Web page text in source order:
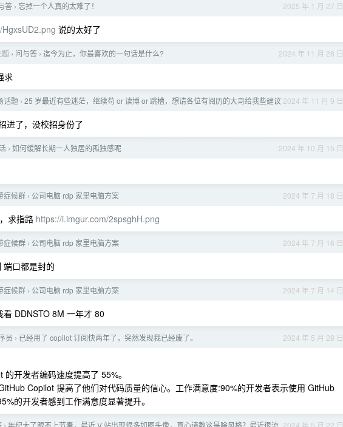
2025 年 1 月 27 日
答 › 忘掉一个人真的太难了！
说的太好了
2024 年 11 月 28 日
题 › 问与答 › 迄今为止，你最喜欢的一句话是什么?
求
2024 年 11 月 9 日
话题 › 25 岁最近有些迷茫，继续苟 or 读博 or 跳槽，想请各位有阅历的大哥给我些建议
进了，没校招身份了
2024 年 10 月 15 日
› 如何缓解长期一人独居的孤独感呢
2024 年 7 月 18 日
症候群 › 公司电脑 rdp 家里电脑方案
求指路 https://i.imgur.com/2spsghH.png
2024 年 7 月 16 日
症候群 › 公司电脑 rdp 家里电脑方案
端口都是封的
2024 年 7 月 14 日
症候群 › 公司电脑 rdp 家里电脑方案
DDNSTO 8M 一年才 80
2024 年 5 月 28 日
员 › 已经用了 copilot 订阅快两年了，突然发现我已经废了。
开发者编码速度提高了 55%。
Copilot 提高了他们对代码质量的信心。工作满意度:90%的开发者表示使用 GitHub
的开发者感到工作满意度显著提升。
2024 年 5 月 22 日
年纪大了跟不上节奏，最近 V 站出现很多如图头像，真心请教这是啥风格？最近很流